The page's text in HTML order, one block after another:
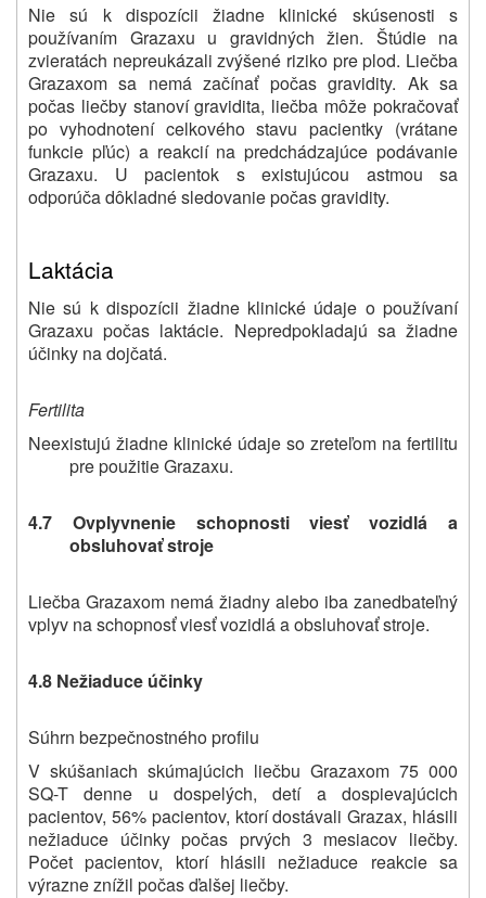
Nie sú k dispozícii žiadne klinické skúsenosti s
používaním Grazaxu u gravidných žien. Štúdie na
zvieratách nepreukázali zvýšené riziko pre plod. Liečba
Grazaxom sa nemá začínať počas gravidity. Ak sa
počas liečby stanoví gravidita, liečba môže pokračovať
po vyhodnotení celkového stavu pacientky (vrátane
funkcie pľúc) a reakcií na predchádzajúce podávanie
Grazaxu. U pacientok s existujúcou astmou sa
odporúča dôkladné sledovanie počas gravidity.
Laktácia
Nie sú k dispozícii žiadne klinické údaje o používaní
Grazaxu počas laktácie. Nepredpokladajú sa žiadne
účinky na dojčatá.
Fertilita
Neexistujú žiadne klinické údaje so zreteľom na fertilitu
pre použitie Grazaxu.
4.7 Ovplyvnenie schopnosti viesť vozidlá a
obsluhovať stroje
Liečba Grazaxom nemá žiadny alebo iba zanedbateľný
vplyv na schopnosť viesť vozidlá a obsluhovať stroje.
4.8 Nežiaduce účinky
Súhrn bezpečnostného profilu
V skúšaniach skúmajúcich liečbu Grazaxom 75 000
SQ-T denne u dospelých, detí a dospievajúcich
pacientov, 56% pacientov, ktorí dostávali Grazax, hlásili
nežiaduce účinky počas prvých 3 mesiacov liečby.
Počet pacientov, ktorí hlásili nežiaduce reakcie sa
výrazne znížil počas ďalšej liečby.